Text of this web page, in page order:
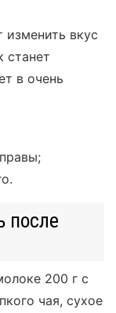
вкус
станет
в очень
после
200 г с
чая, сухое